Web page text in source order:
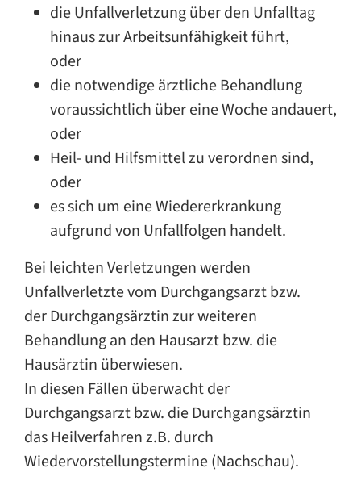
die Unfallverletzung über den Unfalltag
hinaus zur Arbeitsunfähigkeit führt,
oder
die notwendige ärztliche Behandlung
voraussichtlich über eine Woche andauert,
oder
Heil- und Hilfsmittel zu verordnen sind,
oder
es sich um eine Wiedererkrankung
aufgrund von Unfallfolgen handelt.
Bei leichten Verletzungen werden
Unfallverletzte vom Durchgangsarzt bzw.
der Durchgangsärztin zur weiteren
Behandlung an den Hausarzt bzw. die
Hausärztin überwiesen.
In diesen Fällen überwacht der
Durchgangsarzt bzw. die Durchgangsärztin
das Heilverfahren z.B. durch
Wiedervorstellungstermine (Nachschau).